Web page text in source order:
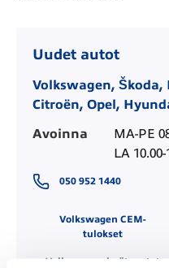
Uudet autot
Volkswagen, Škoda,
Citroën, Opel,
Avoinna
MA-PE
LA 10.00-
050 952 1440
Volkswagen CEM-
tulokset
Volkswagen hyötyautot